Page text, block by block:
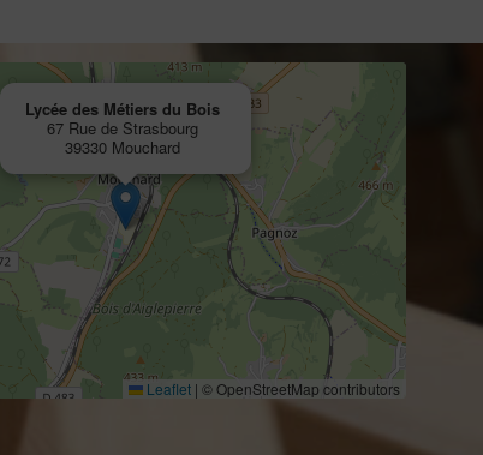
Lycée des Métiers du Bois
67 Rue de Strasbourg
39330 Mouchard
Leaflet | © OpenStreetMap contributors